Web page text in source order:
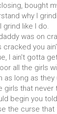
bought
why I grind
grind like I do.
was on
cracked you
I ain't gotta
all the girls
as long as they
girls that never
begin you
the curse that